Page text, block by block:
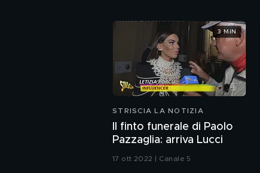
STRISCIA LA NOTIZIA
Il finto funerale di Paolo
Pazzaglia: arriva Lucci
17 ott 2022 | Canale 5
3 MIN